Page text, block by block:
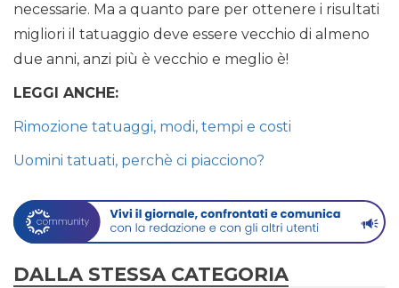
necessarie. Ma a quanto pare per ottenere i risultati
migliori il tatuaggio deve essere vecchio di almeno
due anni, anzi più è vecchio e meglio è!
LEGGI ANCHE:
Rimozione tatuaggi, modi, tempi e costi
Uomini tatuati, perchè ci piacciono?
DALLA STESSA CATEGORIA